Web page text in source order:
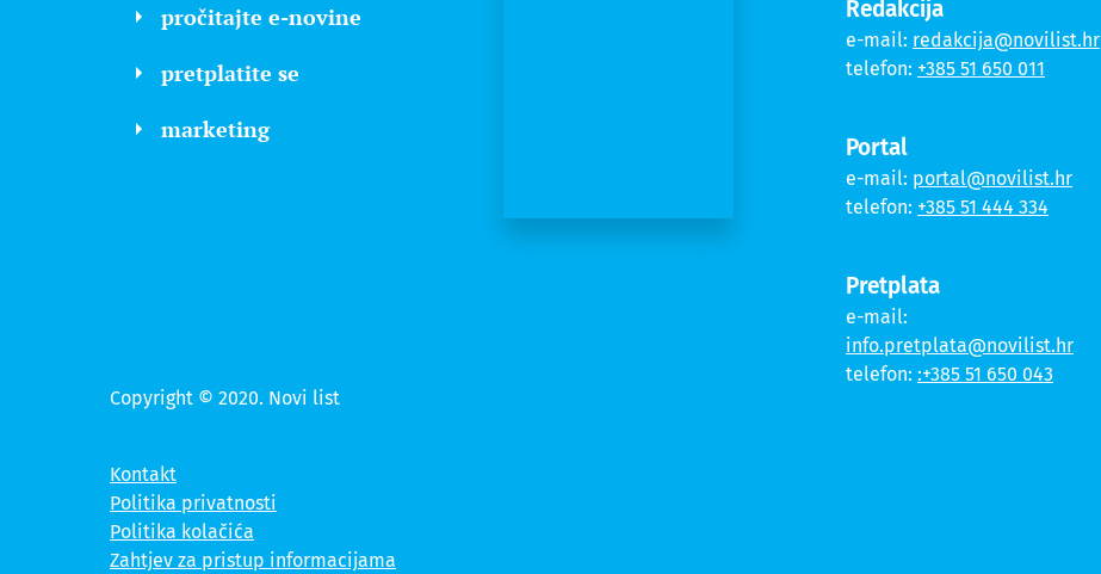
pročitajte e-novine
pretplatite se
marketing
Redakcija
e-mail: redakcija@novilist.hr
telefon: +385 51 650 011
Portal
e-mail: portal@novilist.hr
telefon: +385 51 444 334
Pretplata
e-mail:
info.pretplata@novilist.hr
telefon: :+385 51 650 043
Copyright © 2020. Novi list
Kontakt
Politika privatnosti
Politika kolačića
Zahtjev za pristup informacijama